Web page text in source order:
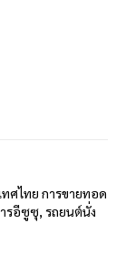
ศไทย การขายทอด
รอีซูซุ, รถยนต์นั่ง